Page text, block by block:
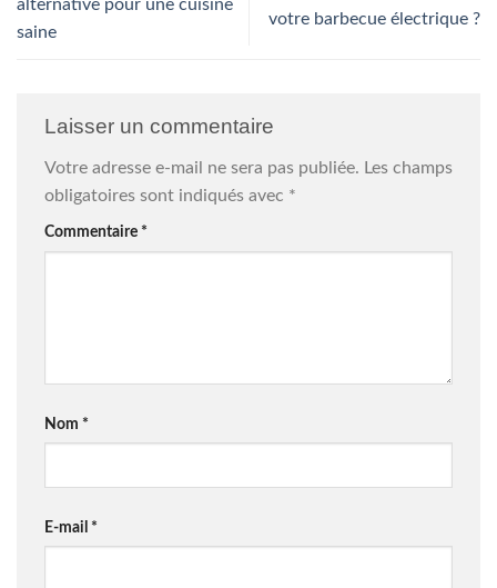
alternative pour une cuisine
saine
votre barbecue électrique ?
Laisser un commentaire
Votre adresse e-mail ne sera pas publiée. Les champs
obligatoires sont indiqués avec *
Commentaire *
Nom *
E-mail *